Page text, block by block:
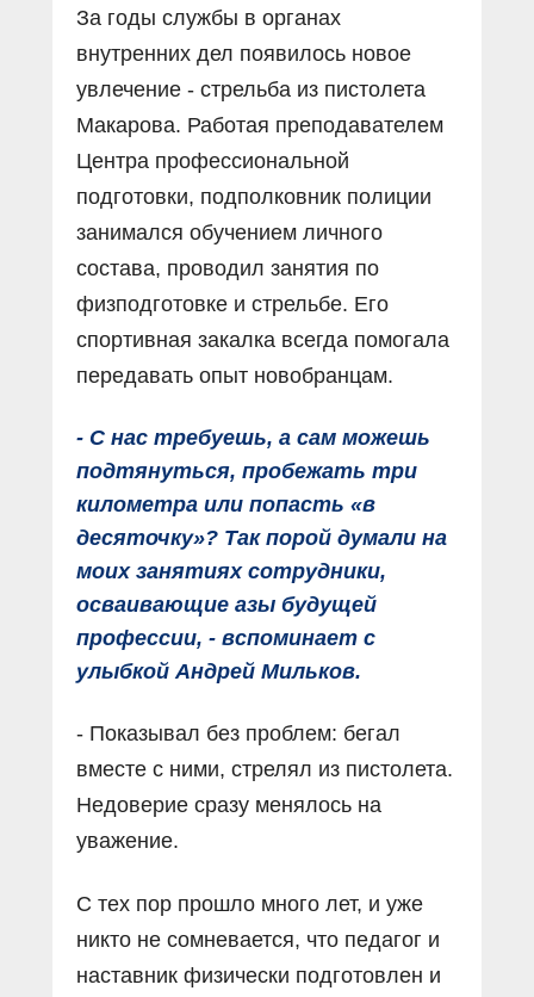
За годы службы в органах
внутренних дел появилось новое
увлечение - стрельба из пистолета
Макарова. Работая преподавателем
Центра профессиональной
подготовки, подполковник полиции
занимался обучением личного
состава, проводил занятия по
физподготовке и стрельбе. Его
спортивная закалка всегда помогала
передавать опыт новобранцам.
- С нас требуешь, а сам можешь
подтянуться, пробежать три
километра или попасть «в
десяточку»? Так порой думали на
моих занятиях сотрудники,
осваивающие азы будущей
профессии, - вспоминает с
улыбкой Андрей Мильков.
- Показывал без проблем: бегал
вместе с ними, стрелял из пистолета.
Недоверие сразу менялось на
уважение.
С тех пор прошло много лет, и уже
никто не сомневается, что педагог и
наставник физически подготовлен и